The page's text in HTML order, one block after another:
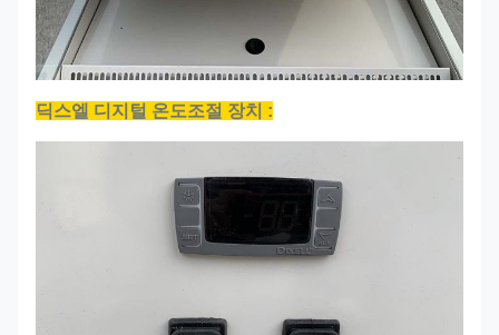
딕스엘 디지털 온도조절 장치 :